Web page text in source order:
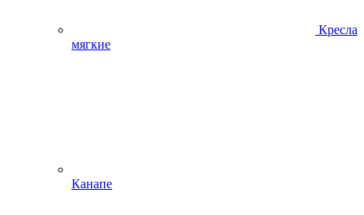
Кресла
мягкие
Канапе